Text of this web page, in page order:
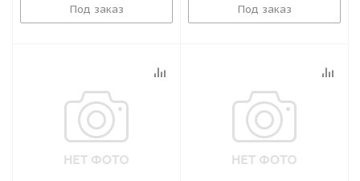
Под заказ Под заказ